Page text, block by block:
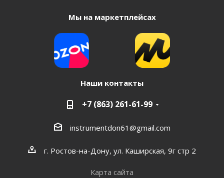
Мы на маркетплейсах
Наши контакты
+7 (863) 261-61-99
instrumentdon61@gmail.com
г. Ростов-на-Дону, ул. Каширская, 9г стр 2
Карта сайта